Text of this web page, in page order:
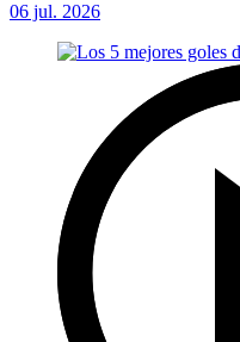
06 jul. 2026